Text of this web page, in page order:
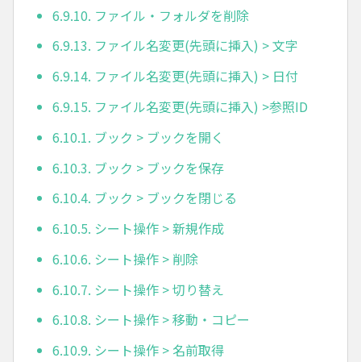
6.9.10. ファイル・フォルダを削除
6.9.13. ファイル名変更(先頭に挿入) > 文字
6.9.14. ファイル名変更(先頭に挿入) > 日付
6.9.15. ファイル名変更(先頭に挿入) >参照ID
6.10.1. ブック > ブックを開く
6.10.3. ブック > ブックを保存
6.10.4. ブック > ブックを閉じる
6.10.5. シート操作 > 新規作成
6.10.6. シート操作 > 削除
6.10.7. シート操作 > 切り替え
6.10.8. シート操作 > 移動・コピー
6.10.9. シート操作 > 名前取得